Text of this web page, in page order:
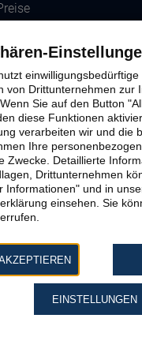
Methoden
SPORT
einwilligungsbedürftige
von Drittunternehmen zur
Sie auf den Button
diese Funktionen
verarbeiten wir und die
Ihre
Zwecke. Detaillierte
Drittunternehmen
Informationen" und in
einsehen. Sie
EINSTELLUNGEN